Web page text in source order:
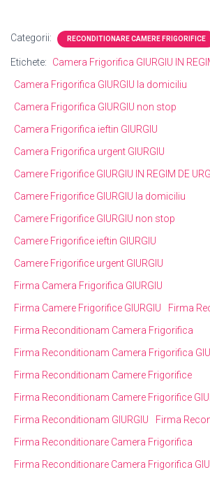
Categorii: RECONDITIONARE CAMERE FRIGORIFICE
Etichete:
Camera Frigorifica GIURGIU IN
Camera Frigorifica GIURGIU la domiciliu
Camera Frigorifica GIURGIU non stop
Camera Frigorifica ieftin GIURGIU
Camera Frigorifica urgent GIURGIU
Camere Frigorifice GIURGIU IN REGIM DE
Camere Frigorifice GIURGIU la domiciliu
Camere Frigorifice GIURGIU non stop
Camere Frigorifice ieftin GIURGIU
Camere Frigorifice urgent GIURGIU
Firma Camera Frigorifica GIURGIU
Firma Camere Frigorifice GIURGIU
Firma
Firma Reconditionam Camera Frigorifica
Firma Reconditionam Camera Frigorifica
Firma Reconditionam Camere Frigorifice
Firma Reconditionam Camere Frigorifice
Firma Reconditionam GIURGIU
Firma
Firma Reconditionare Camera Frigorifica
Firma Reconditionare Camera Frigorifica